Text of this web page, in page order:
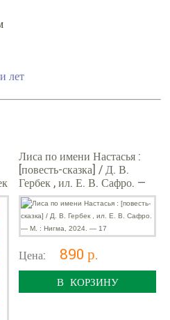
лет
Лиса по имени Настасья :
[повесть-сказка] / Д. В.
Гербек , ил. Е. В. Сафро. —
М. : Нигма, 2024. — 17
Цена: 890 р.
В КОРЗИНУ